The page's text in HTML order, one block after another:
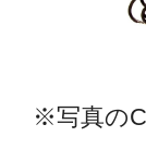
※写真の